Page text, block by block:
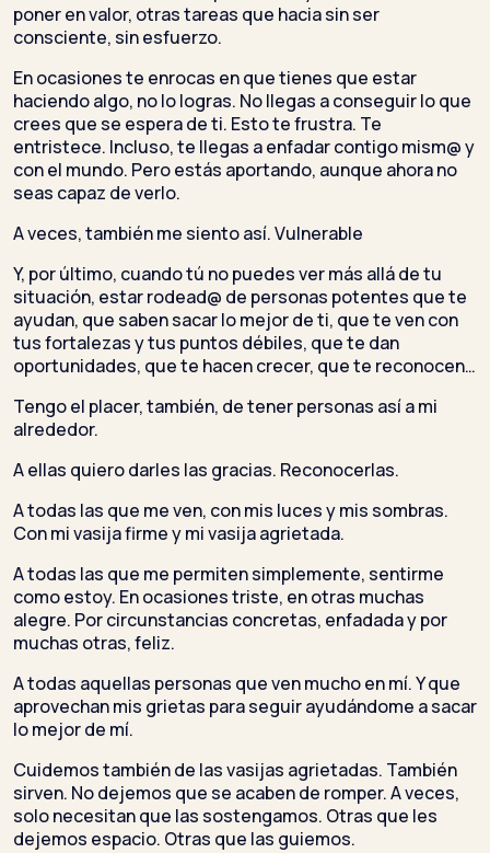
poner en valor, otras tareas que hacia sin ser
consciente, sin esfuerzo.
En ocasiones te enrocas en que tienes que estar
haciendo algo, no lo logras. No llegas a conseguir lo que
crees que se espera de ti. Esto te frustra. Te
entristece. Incluso, te llegas a enfadar contigo mism@ y
con el mundo. Pero estás aportando, aunque ahora no
seas capaz de verlo.
A veces, también me siento así. Vulnerable
Y, por último, cuando tú no puedes ver más allá de tu
situación, estar rodead@ de personas potentes que te
ayudan, que saben sacar lo mejor de ti, que te ven con
tus fortalezas y tus puntos débiles, que te dan
oportunidades, que te hacen crecer, que te reconocen…
Tengo el placer, también, de tener personas así a mi
alrededor.
A ellas quiero darles las gracias. Reconocerlas.
A todas las que me ven, con mis luces y mis sombras.
Con mi vasija firme y mi vasija agrietada.
A todas las que me permiten simplemente, sentirme
como estoy. En ocasiones triste, en otras muchas
alegre. Por circunstancias concretas, enfadada y por
muchas otras, feliz.
A todas aquellas personas que ven mucho en mí. Y que
aprovechan mis grietas para seguir ayudándome a sacar
lo mejor de mí.
Cuidemos también de las vasijas agrietadas. También
sirven. No dejemos que se acaben de romper. A veces,
solo necesitan que las sostengamos. Otras que les
dejemos espacio. Otras que las guiemos.